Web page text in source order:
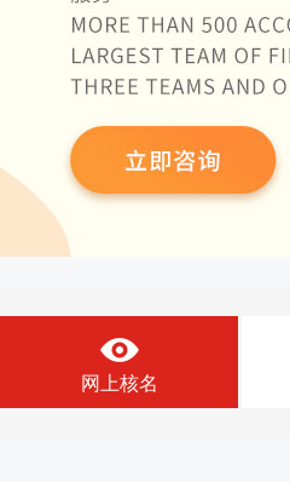
网上核名